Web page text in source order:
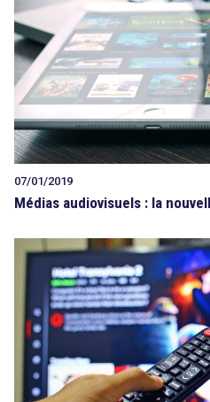
07/01/2019
Médias audiovisuels : la